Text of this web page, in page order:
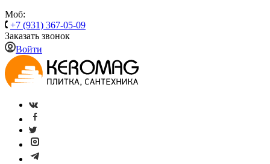
Моб:
+7 (931) 367-05-09
Заказать звонок
Войти